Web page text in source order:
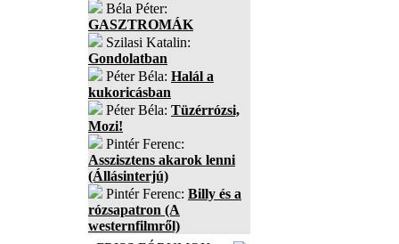
Béla Péter:
GASZTROMÁK
Szilasi Katalin:
Gondolatban
Péter Béla: Halál a
kukoricásban
Péter Béla: Tüzérrózsi,
Mozi!
Pintér Ferenc:
Asszisztens akarok lenni
(Állásinterjú)
Pintér Ferenc: Billy és a
rózsapatron (A
westernfilmről)